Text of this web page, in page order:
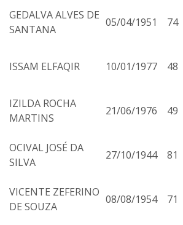
GEDALVA ALVES DE
SANTANA
05/04/1951 74
ISSAM ELFAQIR 10/01/1977 48
IZILDA ROCHA
MARTINS
21/06/1976 49
OCIVAL JOSÉ DA
SILVA
27/10/1944 81
VICENTE ZEFERINO
DE SOUZA
08/08/1954 71